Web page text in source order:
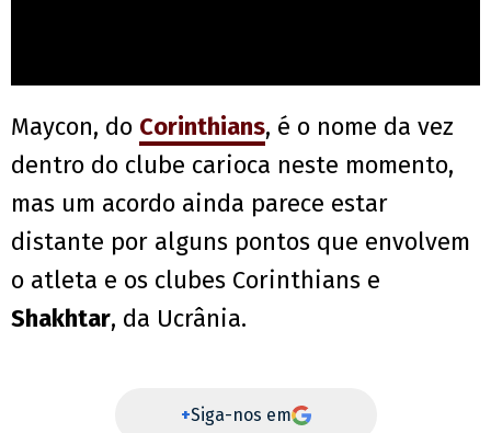
Maycon, do Corinthians, é o nome da vez
dentro do clube carioca neste momento,
mas um acordo ainda parece estar
distante por alguns pontos que envolvem
o atleta e os clubes Corinthians e
Shakhtar, da Ucrânia.
+Siga-nos em